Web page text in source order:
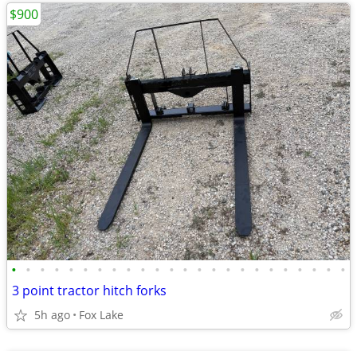
• • • • • • • • • • • • • • • • • • • • • • • •
3 point tractor hitch forks
5h ago Fox Lake
$900